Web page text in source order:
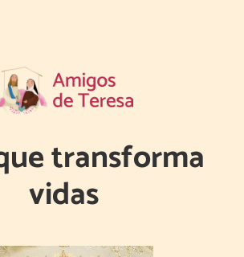
transforma
vidas